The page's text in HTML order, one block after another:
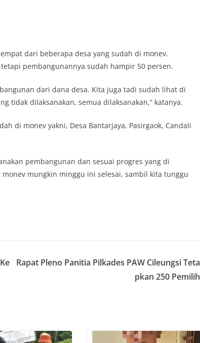
dari beberapa desa yang sudah di monev.
pembangunannya sudah hampir 50 persen.
dari dana desa. Kita juga tadi sudah lihat di
tidak dilaksanakan, semua dilaksanakan,” katanya.
di monev yakni, Desa Bantarjaya, Pasirgaok, Candali
pembangunan dan sesuai progres yang di
mungkin minggu ini selesai, sambil kita tunggu
Rapat Pleno Panitia Pilkades PAW Cileungsi Teta
pkan 250 Pemilih